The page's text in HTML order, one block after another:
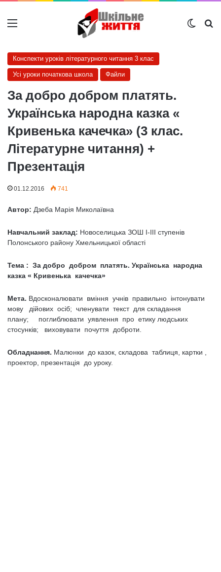
Меню
Конспекти уроків літературного читання 3 клас
Усі уроки початкова школа Файли
За добро добром платять.
Українська народна казка «
Кривенька качечка» (3 клас.
Літературне читання) +
Презентація
01.12.2016 741
Автор: Дзеба Марія Миколаївна
Навчальний заклад: Новоселицька ЗОШ І-ІІІ ступенів
Полонського району Хмельницької області
Тема : За добро добром платять. Українська народна
казка « Кривенька качечка»
Мета. Вдосконалювати вміння учнів правильно інтонувати
мову дійових осіб; членувати текст для складання
плану; поглиблювати уявлення про етику людських
стосунків; виховувати почуття доброти.
Обладнання. Малюнки до казок, складова таблиця, картки ,
проектор, презентація до уроку.